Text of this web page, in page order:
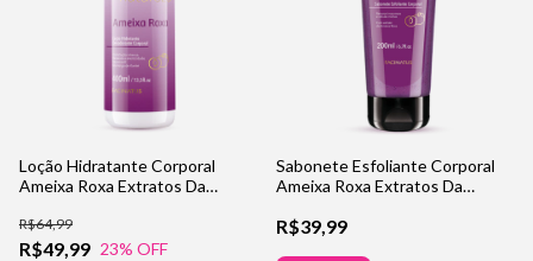
Loção Hidratante Corporal
Ameixa Roxa Extratos Da
R$49,99
R$64,99
23% OFF
Sabonete Esfoliante Corporal
Ameixa Roxa Extratos Da
R$39,99